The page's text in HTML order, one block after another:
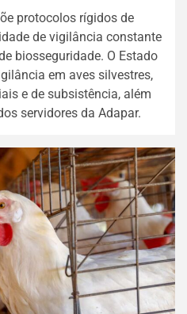
protocolos rígidos de
de vigilância constante
biosseguridade. O Estado
em aves silvestres,
e de subsistência, além
servidores da Adapar.